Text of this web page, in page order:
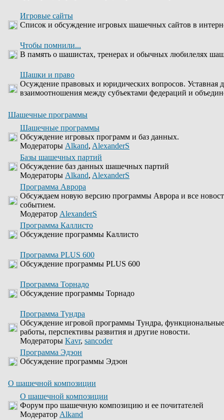
Игровые сайты
Список и обсуждение игровых шашечных сайтов в
Чтобы помнили...
В память о шашистах, тренерах и обычных любилелях
Шашки и право
Осуждение правовых и юридических вопросов. Уставная
взаимоотношения между субъектами федераций и
Шашечные программы
Шашечные программы
Обсуждение игровых программ и баз данных.
Модераторы Alkand, AlexanderS
Базы шашечных партий
Обсуждение баз данных шашечных партий
Модераторы Alkand, AlexanderS
Программа Аврора
Обсуждаем новую версию программы Аврора и все
событием.
Модератор AlexanderS
Программа Каллисто
Обсуждение программы Каллисто
Программа PLUS 600
Обсуждение программы PLUS 600
Программа Торнадо
Обсуждение программы Торнадо
Программа Тундра
Обсуждение игровой программы Тундра,
работы, перспективы развития и другие новости.
Модераторы Kavr, sancoder
Программа Эдэон
Обсуждение программы Эдэон
О шашечной композиции
О шашечной композиции
Форум про шашечную композицию и ее почитателей
Модератор Alkand